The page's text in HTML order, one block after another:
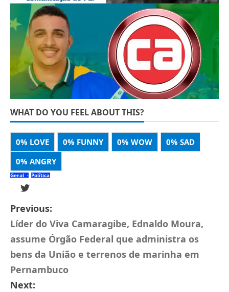
WHAT DO YOU FEEL ABOUT THIS?
0% LOVE 0% FUNNY 0% WOW 0% SAD
0% ANGRY
Geral Política
Previous:
Líder do Viva Camaragibe, Ednaldo Moura,
assume Órgão Federal que administra os
bens da União e terrenos de marinha em
Pernambuco
Next: